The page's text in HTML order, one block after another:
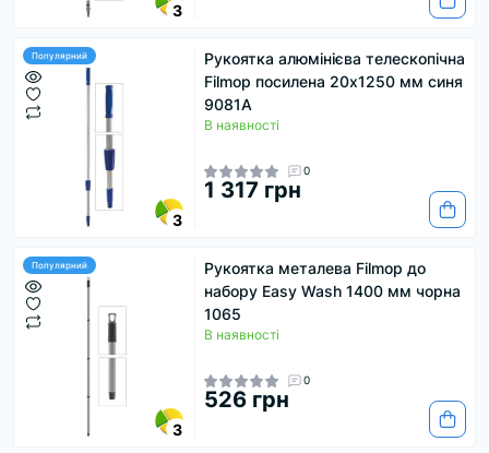
3
Популярний
3
Рукоятка алюмінієва телескопічна
Filmop посилена 20х1250 мм синя
9081A
В наявності
0
1 317 грн
Популярний
3
Рукоятка металева Filmop до
набору Easy Wash 1400 мм чорна
1065
В наявності
0
526 грн